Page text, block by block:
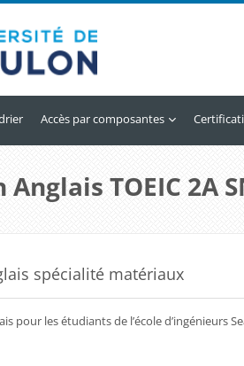
Accès par composantes
Anglais TOEIC 2A
de section
spécialité matériaux
pour les étudiants de l’école d’ingénieurs